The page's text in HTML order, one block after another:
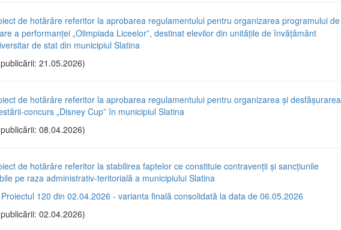
de hotărâre referitor la aprobarea regulamentului pentru organizarea programului de
a performanței „Olimpiada Liceelor”, destinat elevilor din unitățile de învățământ
de stat din municipiul Slatina
21.05.2026)
de hotărâre referitor la aprobarea regulamentului pentru organizarea și desfășurarea
concurs „Disney Cup” în municipiul Slatina
08.04.2026)
de hotărâre referitor la stabilirea faptelor ce constituie contravenții și sancțiunile
pe raza administrativ-teritorială a municipiului Slatina
Proiectul 120 din 02.04.2026 - varianta finală consolidată la data de 06.05.2026
02.04.2026)